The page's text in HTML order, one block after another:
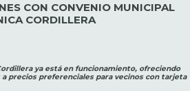
CON CONVENIO MUNICIPAL
CORDILLERA
ya está en funcionamiento, ofreciendo
precios preferenciales para vecinos con tarjeta